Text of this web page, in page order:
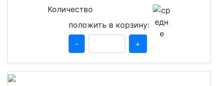
Количество
положить в корзину:
-
+